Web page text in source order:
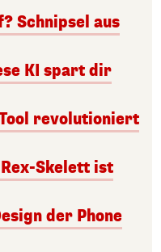
Schnipsel aus
KI spart dir
revolutioniert
Skelett ist
der Phone